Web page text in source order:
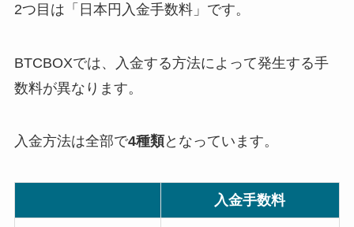
2つ目は「日本円入金手数料」です。
BTCBOXでは、入金する方法によって発生する手
数料が異なります。
入金方法は全部で4種類となっています。
入金手数料